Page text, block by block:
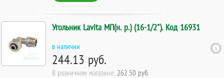
Угольник Lavita МП(н. р.) (16-1/2"). Код 16931
в наличии
244.13 руб.
В розничном магазине: 262.50 руб.